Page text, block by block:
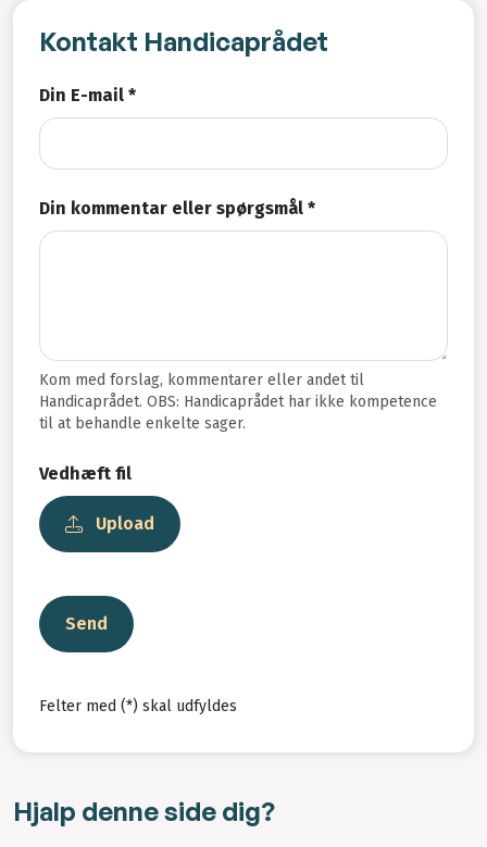
Kontakt Handicaprådet
Din E-mail *
Din kommentar eller spørgsmål *
Kom med forslag, kommentarer eller andet til
Handicaprådet. OBS: Handicaprådet har ikke kompetence
til at behandle enkelte sager.
Vedhæft fil
Upload
Send
Felter med (*) skal udfyldes
Hjalp denne side dig?